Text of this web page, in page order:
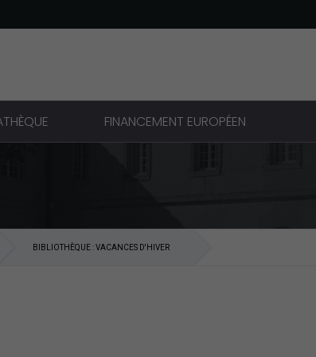
FINANCEMENT EUROPÉEN
BIBLIOTHÈQUE : VACANCES D'HIVER